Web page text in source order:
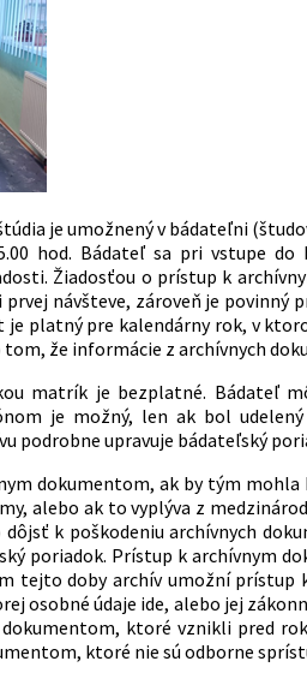
je umožnený v bádateľni
hod. Bádateľ sa pri vstupe do
Žiadosťou o prístup k
návšteve, zároveň je
platný pre kalendárny rok, v
že informácie z archívnych
matrík je bezplatné. Bádateľ
je možný, len ak bol
podrobne upravuje bádateľský
dokumentom, ak by tým
alebo ak to vyplýva z
k poškodeniu archívnych
poriadok. Prístup k archívnym
tejto doby archív umožní
osobné údaje ide, alebo jej
ktoré vznikli pred
ktoré nie sú odborne